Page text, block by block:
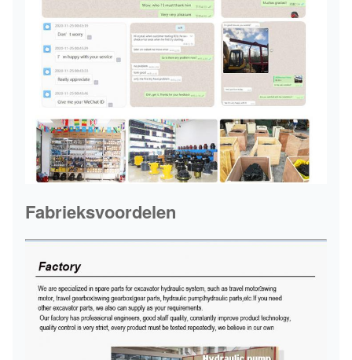
Fabrieksvoordelen